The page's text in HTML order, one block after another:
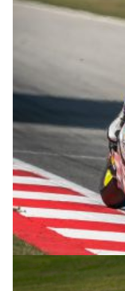
© R.Lekl & S.Wobser